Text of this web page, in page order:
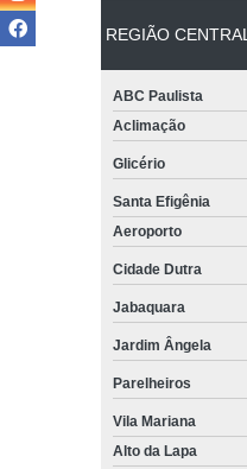
REGIÃO CENTRAL
ABC Paulista
Aclimação
Glicério
Santa Efigênia
Aeroporto
Cidade Dutra
Jabaquara
Jardim Ângela
Parelheiros
Vila Mariana
Alto da Lapa